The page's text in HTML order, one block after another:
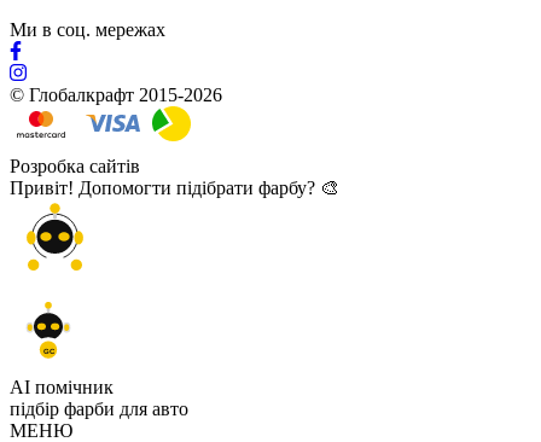
Ми в соц. мережах
© Глобалкрафт 2015-2026
Розробка сайтів
Привіт! Допомогти підібрати фарбу? 🎨
GC
AI помічник
підбір фарби для авто
МЕНЮ